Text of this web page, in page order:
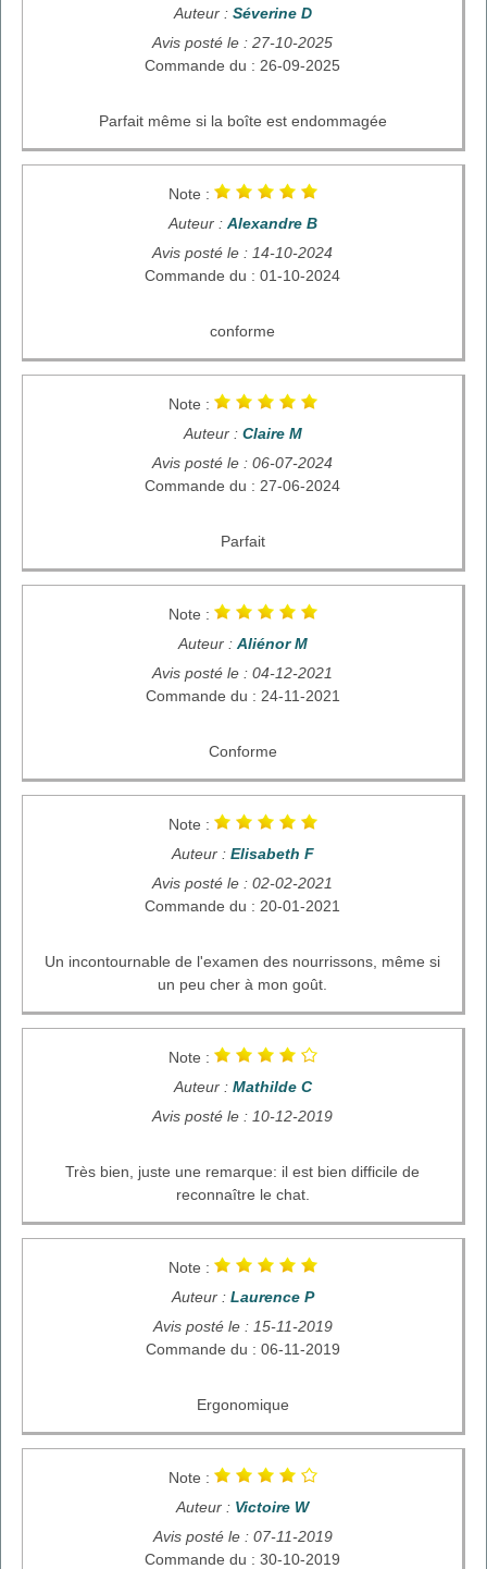
Auteur : Séverine D
Avis posté le : 27-10-2025
Commande du : 26-09-2025
Parfait même si la boîte est endommagée
Note :
Auteur : Alexandre B
Avis posté le : 14-10-2024
Commande du : 01-10-2024
conforme
Note :
Auteur : Claire M
Avis posté le : 06-07-2024
Commande du : 27-06-2024
Parfait
Note :
Auteur : Aliénor M
Avis posté le : 04-12-2021
Commande du : 24-11-2021
Conforme
Note :
Auteur : Elisabeth F
Avis posté le : 02-02-2021
Commande du : 20-01-2021
Un incontournable de l'examen des nourrissons, même si
un peu cher à mon goût.
Note :
Auteur : Mathilde C
Avis posté le : 10-12-2019
Très bien, juste une remarque: il est bien difficile de
reconnaître le chat.
Note :
Auteur : Laurence P
Avis posté le : 15-11-2019
Commande du : 06-11-2019
Ergonomique
Note :
Auteur : Victoire W
Avis posté le : 07-11-2019
Commande du : 30-10-2019